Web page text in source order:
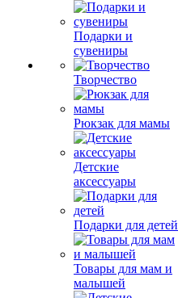
Подарки и
сувениры
Творчество
Рюкзак для мамы
Детские
аксессуары
Подарки для детей
Товары для мам и
малышей